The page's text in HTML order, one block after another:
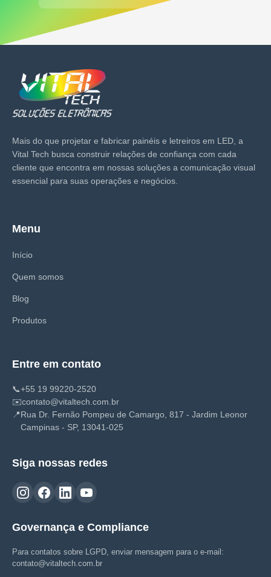
Mais do que projetar e fabricar painéis e letreiros em LED, a
Vital Tech busca construir relações de confiança com cada
cliente que encontra em nossas soluções a comunicação visual
essencial para suas operações e negócios.
Menu
Início
Quem somos
Blog
Produtos
Entre em contato
📞+55 19 99220-2520
✉️contato@vitaltech.com.br
📍Rua Dr. Fernão Pompeu de Camargo, 817 - Jardim Leonor
Campinas - SP, 13041-025
Siga nossas redes
Governança e Compliance
Para contatos sobre LGPD, enviar mensagem para o e-mail:
contato@vitaltech.com.br